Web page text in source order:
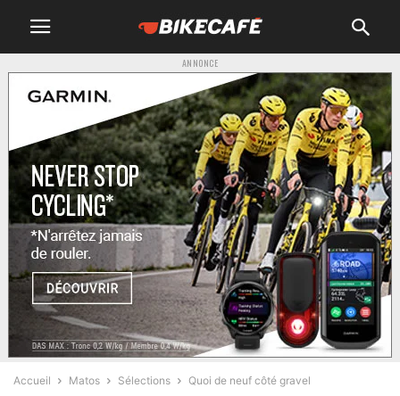
ANNONCE
Accueil Matos Sélections Quoi de neuf côté gravel